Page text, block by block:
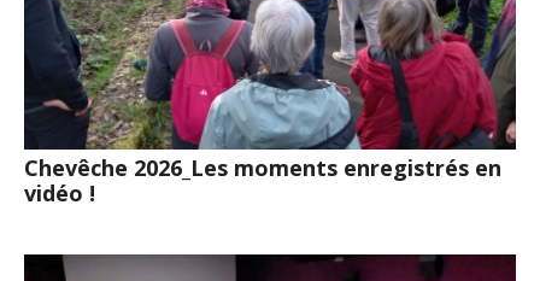
Chevêche 2026_Les moments enregistrés en
vidéo !